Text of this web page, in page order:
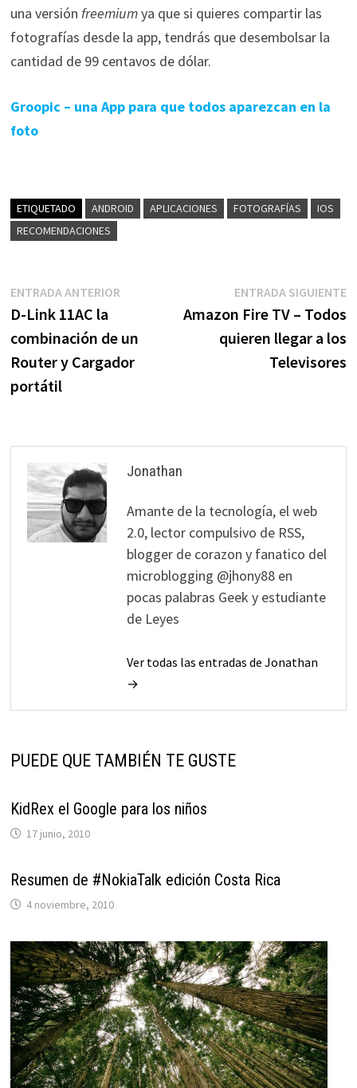
una versión freemiumya que si quieres compartir las
fotografías desde la app, tendrás que desembolsar la
cantidad de 99 centavos de dólar.
Groopic – una App para que todos aparezcan en la
foto
ETIQUETADO ANDROID APLICACIONES FOTOGRAFÍAS
IOS
RECOMENDACIONES
Navegación
de
entradas
ENTRADA ANTERIOREntrada
D-Link 11AC la
combinación de un
Router y Cargador
portátil
ENTRADA SIGUIENTE
Amazon Fire TV – Todos
quieren llegar a los
Televisores
Jonathan
Amante de la tecnología, el web
2.0, lector compulsivo de RSS,
blogger de corazon y fanatico del
microblogging @jhony88 en
pocas palabras Geek y estudiante
de Leyes
Ver todas las entradas de Jonathan
→
PUEDE QUE TAMBIÉN TE GUSTE
KidRex el Google para los niños
17 junio, 2010
Resumen de #NokiaTalk edición Costa Rica
4 noviembre, 2010